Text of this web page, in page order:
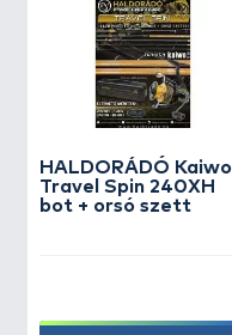
HALDORÁDÓ Kaiwo
Travel Spin 240XH
bot + orsó szett